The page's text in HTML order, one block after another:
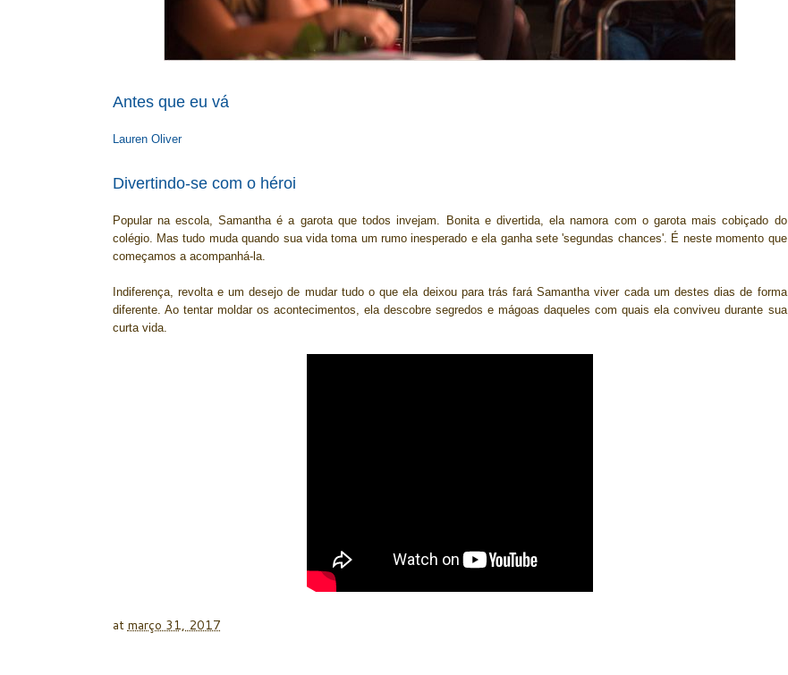
Antes que eu vá
Lauren Oliver
Divertindo-se com o héroi
Popular na escola, Samantha é a garota que todos invejam. Bonita e divertida, ela namora com o garota mais cobiçado do
colégio. Mas tudo muda quando sua vida toma um rumo inesperado e ela ganha sete 'segundas chances'. É neste momento que
começamos a acompanhá-la.
Indiferença, revolta e um desejo de mudar tudo o que ela deixou para trás fará Samantha viver cada um destes dias de forma
diferente. Ao tentar moldar os acontecimentos, ela descobre segredos e mágoas daqueles com quais ela conviveu durante sua
curta vida.
at março 31, 2017